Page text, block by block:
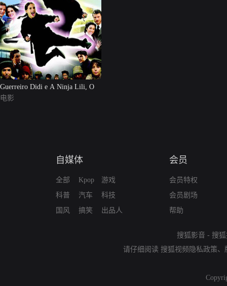
Guerreiro Didi e A Ninja Lili, O
电影
自媒体
全部
科普
国风
Kpop
汽车
搞笑
游戏
科技
出品人
会员
会员特权
会员剧场
帮助
搜狐影音 - 搜
请仔细阅读 搜狐视频隐私政策、